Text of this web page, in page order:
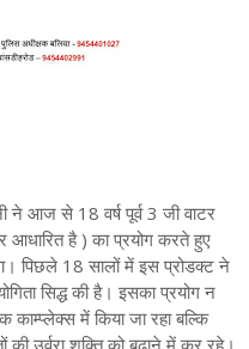
ने आज से 18 वर्ष पूर्व 3 जी वाटर
आधारित है ) का प्रयोग करते हुए
पिछले 18 सालों में इस प्रोडक्ट ने
सिद्ध की है। इसका प्रयोग न
काम्प्लेक्स में किया जा रहा बल्कि
उर्वरा शक्ति को बढ़ाने में कर रहे।